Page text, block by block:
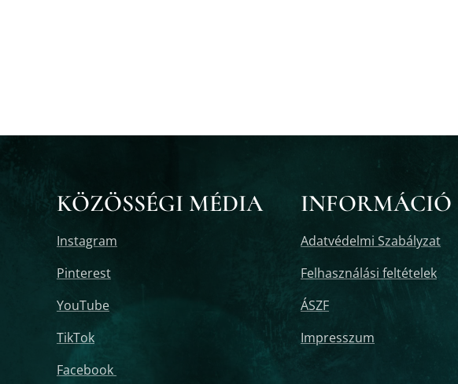
KÖZÖSSÉGI MÉDIA
Instagram
Pinterest
YouTube
TikTok
Facebook
INFORMÁCIÓ
Adatvédelmi Szabályzat
Felhasználási feltételek
ÁSZF
Impresszum